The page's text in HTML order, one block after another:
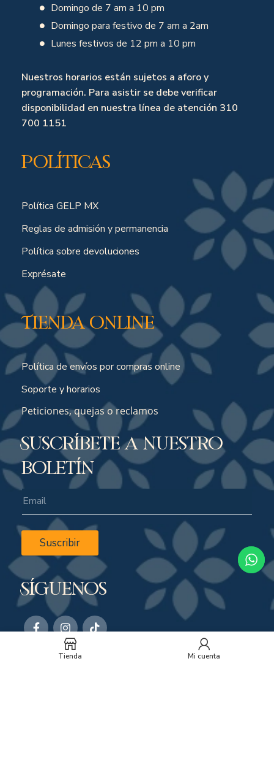
Domingo de 7 am a 10 pm
Domingo para festivo de 7 am a 2am
Lunes festivos de 12 pm a 10 pm
Nuestros horarios están sujetos a aforo y
programación. Para asistir se debe verificar
disponibilidad en nuestra línea de atención 310
700 1151
Políticas
Política GELP MX
Reglas de admisión y permanencia
Política sobre devoluciones
Exprésate
Tienda online
Política de envíos por compras online
Soporte y horarios
Peticiones, quejas o reclamos
Suscríbete a nuestro
boletín
Suscribir
Síguenos
Tienda Mi cuenta